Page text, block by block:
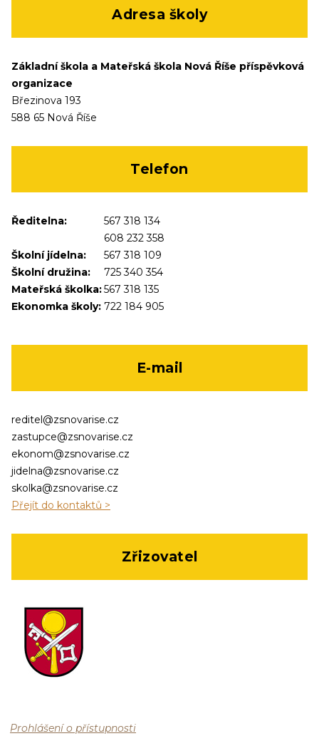
Adresa školy
Základní škola a Mateřská škola Nová Říše příspěvková
organizace
Březinova 193
588 65 Nová Říše
Telefon
Ředitelna:
567 318 134
608 232 358
Školní jídelna:
567 318 109
Školní družina:
725 340 354
Mateřská školka:567 318 135
Ekonomka školy: 722 184 905
E-mail
reditel@zsnovarise.cz
zastupce@zsnovarise.cz
ekonom@zsnovarise.cz
jidelna@zsnovarise.cz
skolka@zsnovarise.cz
Přejít do kontaktů >
Zřizovatel
Prohlášení o přístupnosti